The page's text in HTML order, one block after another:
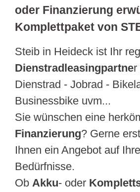
oder Finanzierung
Komplettpaket von
Steib in Heideck ist Ihr
Dienstradleasingpartner
Dienstrad - Jobrad -
Businessbike uvm...
Sie wünschen eine
Finanzierung? Gerne
Ihnen ein Angebot auf
Bedürfnisse.
Ob Akku- oder